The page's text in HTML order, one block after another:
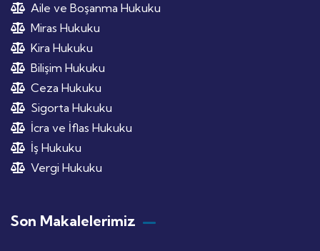
Aile ve Boşanma Hukuku
Miras Hukuku
Kira Hukuku
Bilişim Hukuku
Ceza Hukuku
Sigorta Hukuku
İcra ve İflas Hukuku
İş Hukuku
Vergi Hukuku
Son Makalelerimiz